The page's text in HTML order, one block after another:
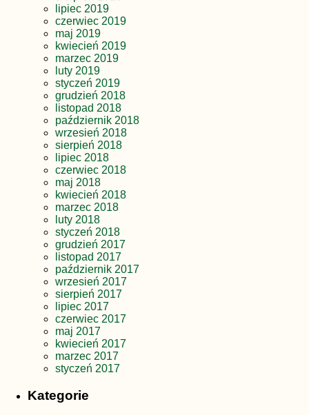
lipiec 2019
czerwiec 2019
maj 2019
kwiecień 2019
marzec 2019
luty 2019
styczeń 2019
grudzień 2018
listopad 2018
październik 2018
wrzesień 2018
sierpień 2018
lipiec 2018
czerwiec 2018
maj 2018
kwiecień 2018
marzec 2018
luty 2018
styczeń 2018
grudzień 2017
listopad 2017
październik 2017
wrzesień 2017
sierpień 2017
lipiec 2017
czerwiec 2017
maj 2017
kwiecień 2017
marzec 2017
styczeń 2017
Kategorie